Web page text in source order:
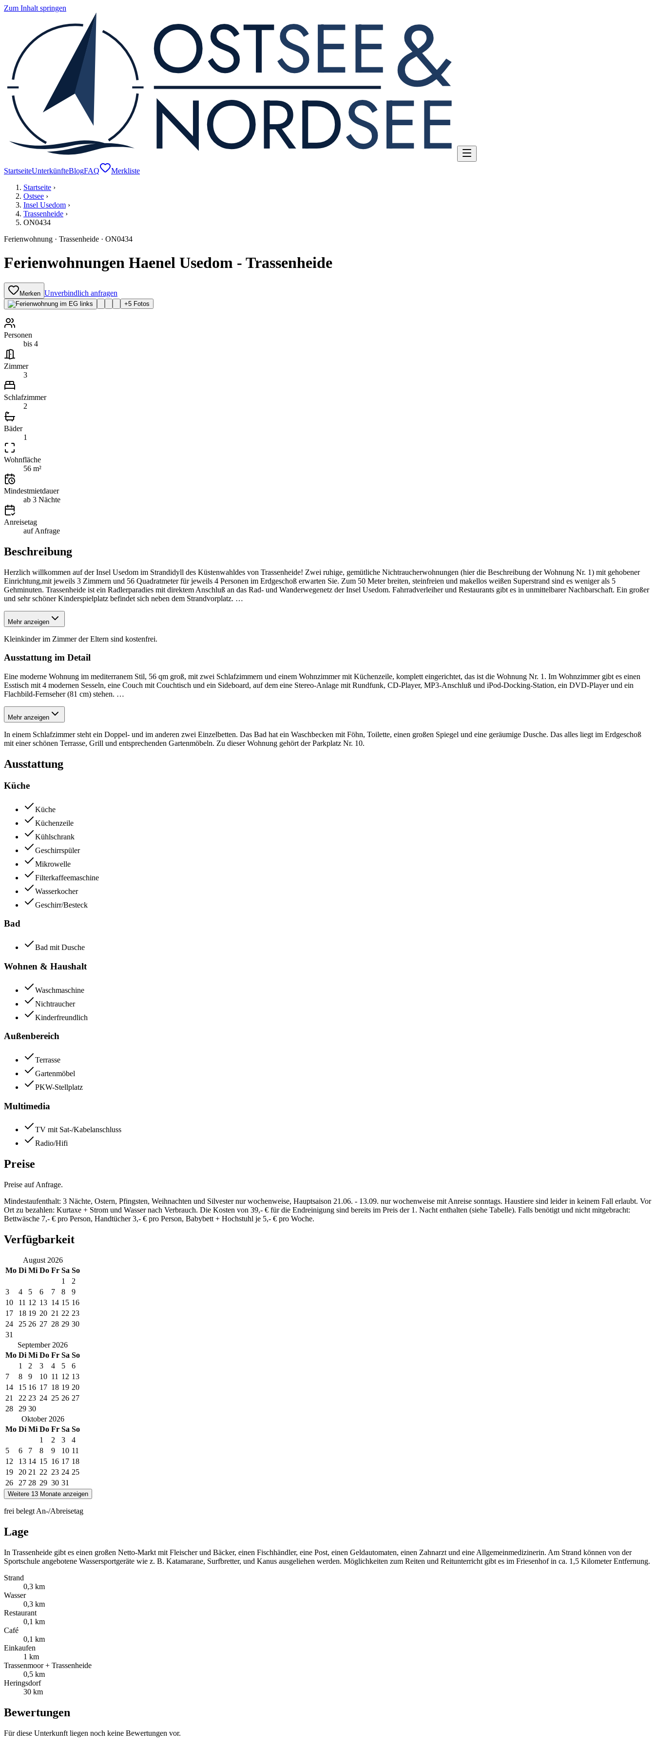
Zum Inhalt springen
StartseiteUnterkünfteBlogFAQ
Merkliste
Startseite ›
Ostsee ›
Insel Usedom ›
Trassenheide ›
ON0434
Ferienwohnung · Trassenheide · ON0434
Ferienwohnungen Haenel Usedom - Trassenheide
Merken Unverbindlich anfragen
+5 Fotos
Personen
bis 4
Zimmer
3
Schlafzimmer
2
Bäder
1
Wohnfläche
56 m²
Mindestmietdauer
ab 3 Nächte
Anreisetag
auf Anfrage
Beschreibung
Herzlich willkommen auf der Insel Usedom im Strandidyll des Küstenwahldes von Trassenheide! Zwei ruhige, gemütliche Nichtraucherwohnungen (hier die Beschreibung der Wohnung Nr. 1) mit gehobener
Einrichtung,mit jeweils 3 Zimmern und 56 Quadratmeter für jeweils 4 Personen im Erdgeschoß erwarten Sie. Zum 50 Meter breiten, steinfreien und makellos weißen Superstrand sind es weniger als 5
Gehminuten. Trassenheide ist ein Radlerparadies mit direktem Anschluß an das Rad- und Wanderwegenetz der Insel Usedom. Fahrradverleiher und Restaurants gibt es in unmittelbarer Nachbarschaft. Ein großer
und sehr schöner Kinderspielplatz befindet sich neben dem Strandvorplatz. …
Mehr anzeigen
Kleinkinder im Zimmer der Eltern sind kostenfrei.
Ausstattung im Detail
Eine moderne Wohnung im mediterranem Stil, 56 qm groß, mit zwei Schlafzimmern und einem Wohnzimmer mit Küchenzeile, komplett eingerichtet, das ist die Wohnung Nr. 1. Im Wohnzimmer gibt es einen
Esstisch mit 4 modernen Sesseln, eine Couch mit Couchtisch und ein Sideboard, auf dem eine Stereo-Anlage mit Rundfunk, CD-Player, MP3-Anschluß und iPod-Docking-Station, ein DVD-Player und ein
Flachbild-Fernseher (81 cm) stehen. …
Mehr anzeigen
In einem Schlafzimmer steht ein Doppel- und im anderen zwei Einzelbetten. Das Bad hat ein Waschbecken mit Föhn, Toilette, einen großen Spiegel und eine geräumige Dusche. Das alles liegt im Erdgeschoß
mit einer schönen Terrasse, Grill und entsprechenden Gartenmöbeln. Zu dieser Wohnung gehört der Parkplatz Nr. 10.
Ausstattung
Küche
Küche
Küchenzeile
Kühlschrank
Geschirrspüler
Mikrowelle
Filterkaffeemaschine
Wasserkocher
Geschirr/Besteck
Bad
Bad mit Dusche
Wohnen & Haushalt
Waschmaschine
Nichtraucher
Kinderfreundlich
Außenbereich
Terrasse
Gartenmöbel
PKW-Stellplatz
Multimedia
TV mit Sat-/Kabelanschluss
Radio/Hifi
Preise
Preise auf Anfrage.
Mindestaufenthalt: 3 Nächte, Ostern, Pfingsten, Weihnachten und Silvester nur wochenweise, Hauptsaison 21.06. - 13.09. nur wochenweise mit Anreise sonntags. Haustiere sind leider in keinem Fall erlaubt. Vor
Ort zu bezahlen: Kurtaxe + Strom und Wasser nach Verbrauch. Die Kosten von 39,- € für die Endreinigung sind bereits im Preis der 1. Nacht enthalten (siehe Tabelle). Falls benötigt und nicht mitgebracht:
Bettwäsche 7,- € pro Person, Handtücher 3,- € pro Person, Babybett + Hochstuhl je 5,- € pro Woche.
Verfügbarkeit
August 2026
Mo Di Mi Do Fr Sa So
1
2
3
4 5 6 7 8
9
10
11 12 13 14 15 16
17
18 19 20 21 22 23
24
25 26 27 28 29 30
31
September 2026
Mo Di Mi Do Fr Sa So
1
2 3 4 5
6
7
8 9 10 11 12 13
14
15 16 17 18 19 20
21
22 23 24 25 26 27
28
29 30
Oktober 2026
Mo Di Mi Do Fr Sa So
1
2 3
4
5
6 7 8 9 10 11
12
13 14 15 16 17 18
19
20 21 22 23 24 25
26
27 28 29 30 31
Weitere 13 Monate anzeigen
frei belegt An-/Abreisetag
Lage
In Trassenheide gibt es einen großen Netto-Markt mit Fleischer und Bäcker, einen Fischhändler, eine Post, einen Geldautomaten, einen Zahnarzt und eine Allgemeinmedizinerin. Am Strand können von der
Sportschule angebotene Wassersportgeräte wie z. B. Katamarane, Surfbretter, und Kanus ausgeliehen werden. Möglichkeiten zum Reiten und Reitunterricht gibt es im Friesenhof in ca. 1,5 Kilometer Entfernung.
Strand
0,3 km
Wasser
0,3 km
Restaurant
0,1 km
Café
0,1 km
Einkaufen
1 km
Trassenmoor + Trassenheide
0,5 km
Heringsdorf
30 km
Bewertungen
Für diese Unterkunft liegen noch keine Bewertungen vor.